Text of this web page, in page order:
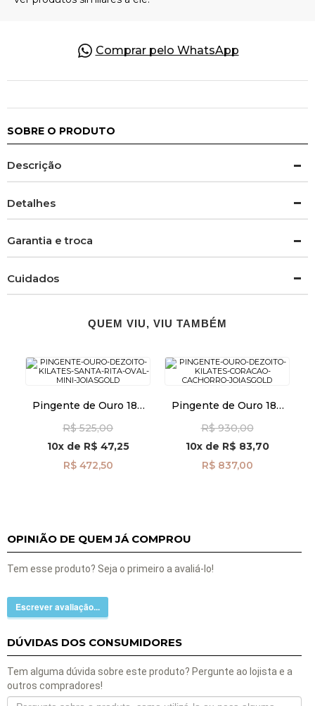
Comprar pelo WhatsApp
SOBRE O PRODUTO
Descrição
Detalhes
Garantia e troca
Cuidados
QUEM VIU, VIU TAMBÉM
Pingente de Ouro 18k
pi23084
R$ 525,00
10xde R$ 47,25
R$ 472,50
Pingente de Ouro 18k
pi24509
R$ 930,00
10xde R$ 83,70
R$ 837,00
OPINIÃO DE QUEM JÁ COMPROU
Tem esse produto? Seja o primeiro a avaliá-lo!
Escrever avaliação...
DÚVIDAS DOS CONSUMIDORES
Tem alguma dúvida sobre este produto? Pergunte ao lojista e a
outros compradores!